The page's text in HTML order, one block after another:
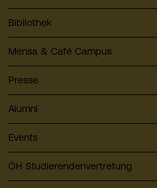
Bibliothek
Mensa & Café Campus
Presse
Alumni
Events
ÖH Studierendenvertretung